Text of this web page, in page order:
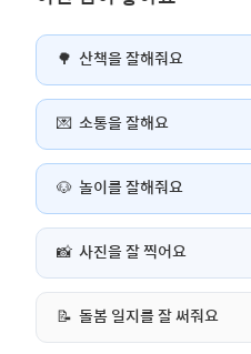
🌳 산책을 잘해줘요
💌 소통을 잘해요
🐶 놀이를 잘해줘요
📸 사진을 잘 찍어요
📝 돌봄 일지를 잘 써줘요